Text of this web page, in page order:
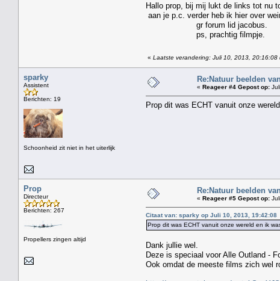
Hallo prop, bij mij lukt de links tot nu
aan je p.c. verder heb ik hier over
gr forum lid jacobus.
ps, prachtig filmpje.
« Laatste verandering: Juli 10, 2013, 20:16:08
sparky
Assistent
Berichten: 19
Schoonheid zit niet in het uiterlijk
Re:Natuur beelden
« Reageer #4 Gepost op:
Prop dit was ECHT vanuit onze
Prop
Directeur
Berichten: 267
Propellers zingen altijd
Re:Natuur beelden
« Reageer #5 Gepost op:
Citaat van: sparky op Juli 10, 2013, 19:42:08
Prop dit was ECHT vanuit onze wereld en ik
Dank jullie wel.
Deze is speciaal voor Alle Outland -
Ook omdat de meeste films zich wel